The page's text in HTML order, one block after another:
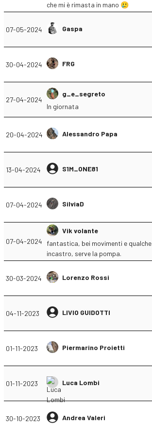
che mi è rimasta in mano 🥲
07-05-2024 Gaspa
30-04-2024 FRG
27-04-2024
g_e_segreto
In giornata
20-04-2024 Alessandro Papa
13-04-2024 S1M_ONE81
07-04-2024 SilviaD
07-04-2024
Vik volante
fantastica, bei movimenti e qualche
incastro, serve la pompa.
30-03-2024 Lorenzo Rossi
04-11-2023 LIVIO GUIDOTTI
01-11-2023 Piermarino Proietti
01-11-2023 Luca Lombi
30-10-2023 Andrea Valeri